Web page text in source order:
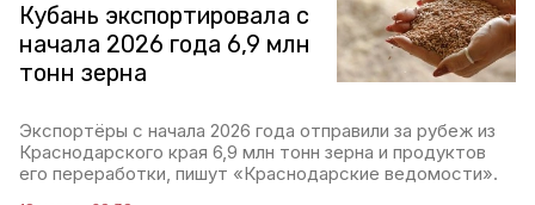
Кубань экспортировала с
начала 2026 года 6,9 млн
тонн зерна
Экспортёры с начала 2026 года отправили за рубеж из
Краснодарского края 6,9 млн тонн зерна и продуктов
его переработки, пишут «Краснодарские ведомости».